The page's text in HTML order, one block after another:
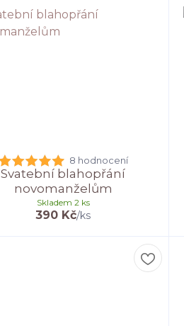
8 hodnocení
Svatební blahopřání
novomanželům
390 Kč/ks
Skladem 2 ks